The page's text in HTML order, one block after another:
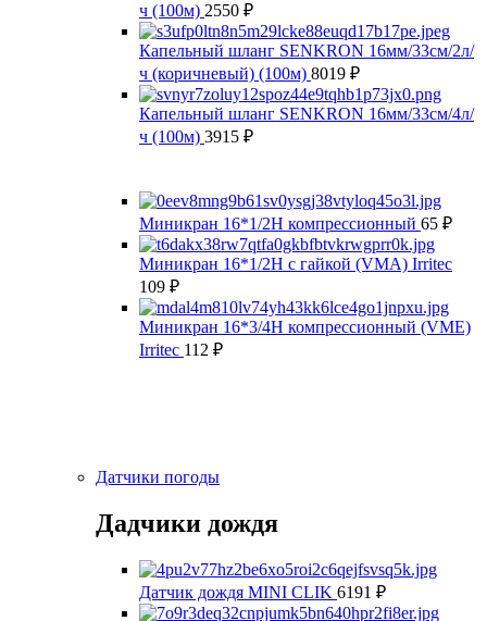
ч (100м) 2550 ₽
Капельный шланг SENKRON 16мм/33см/2л/
ч (коричневый) (100м) 8019 ₽
Капельный шланг SENKRON 16мм/33см/4л/
ч (100м) 3915 ₽
Миникран 16*1/2Н компрессионный 65 ₽
Миникран 16*1/2Н с гайкой (VMA) Irritec
109 ₽
Миникран 16*3/4Н компрессионный (VMЕ)
Irritec 112 ₽
Датчики погоды
Дадчики дождя
Датчик дождя MINI CLIK 6191 ₽